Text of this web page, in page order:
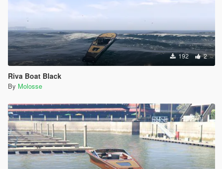
192 2
Riva Boat Black
By Molosse